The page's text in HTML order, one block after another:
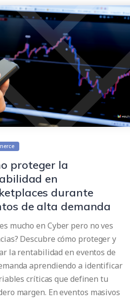
proteger la
en
durante
de alta demanda
mucho en Cyber pero no ves
Descubre cómo proteger y
la rentabilidad en eventos de
aprendiendo a identificar
críticas que definen tu
margen. En eventos masivos